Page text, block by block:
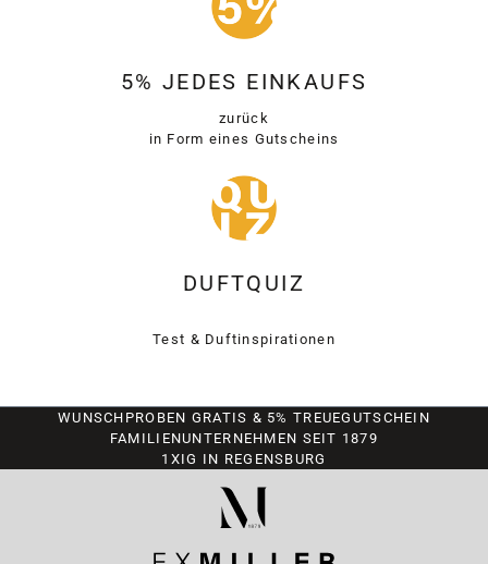
5% JEDES EINKAUFS
zurück
in Form eines Gutscheins
DUFTQUIZ
Test & Duftinspirationen
WUNSCHPROBEN GRATIS & 5% TREUEGUTSCHEIN
FAMILIENUNTERNEHMEN SEIT 1879
1XIG IN REGENSBURG